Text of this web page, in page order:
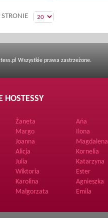
Wszystkie prawa zastrzeżone.
HOSTESSY
Żaneta Ańa
Margo Ilona
Joanna Magdalena
Alicja Kornelia
Julia Katarzyna
Wiktoria Ester
Karolina Agnieszka
Małgorzata Emila